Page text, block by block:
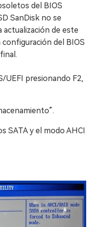
del BIOS
SanDisk no se
actualización de este
del BIOS
UEFI presionando F2,
SATA y el modo AHCI